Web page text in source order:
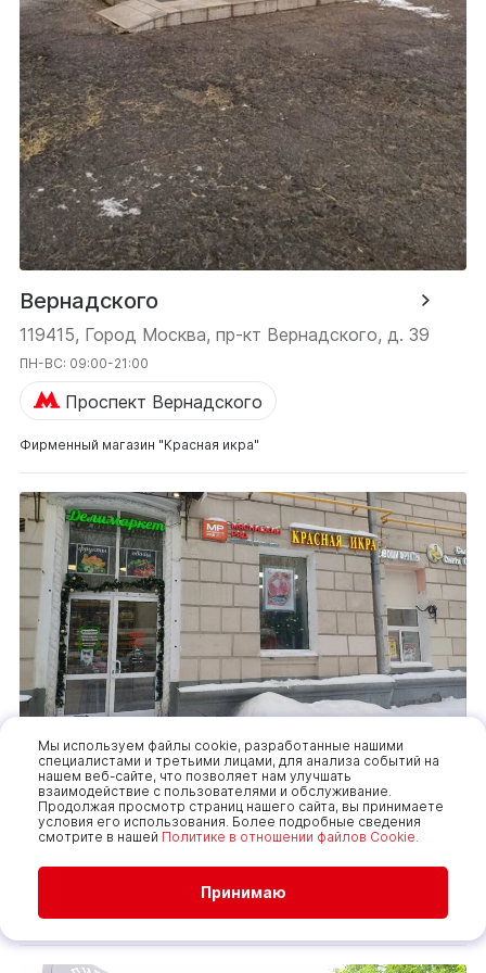
Мы используем файлы cookie, разработанные нашими
специалистами и третьими лицами, для анализа событий на
нашем веб-сайте, что позволяет нам улучшать
взаимодействие с пользователями и обслуживание.
Продолжая просмотр страниц нашего сайта, вы принимаете
условия его использования. Более подробные сведения
смотрите в нашей Политике в отношении файлов Cookie.
Принимаю
Вернадского
119415, Город Москва, пр-кт Вернадского, д. 39
ПН-ВС: 09:00-21:00
Проспект Вернадского
Фирменный магазин "Красная икра"
Войковская
125565, Город Москва, ш Ленинградское, д. 8, к. 3
ПН-ВС: 09:00-22:00
Фирменный магазин "Красная икра"